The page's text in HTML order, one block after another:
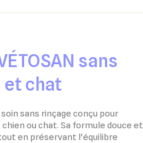
sans
et chat
soin sans rinçage conçu pour
ou chat. Sa formule douce et
en préservant l'équilibre